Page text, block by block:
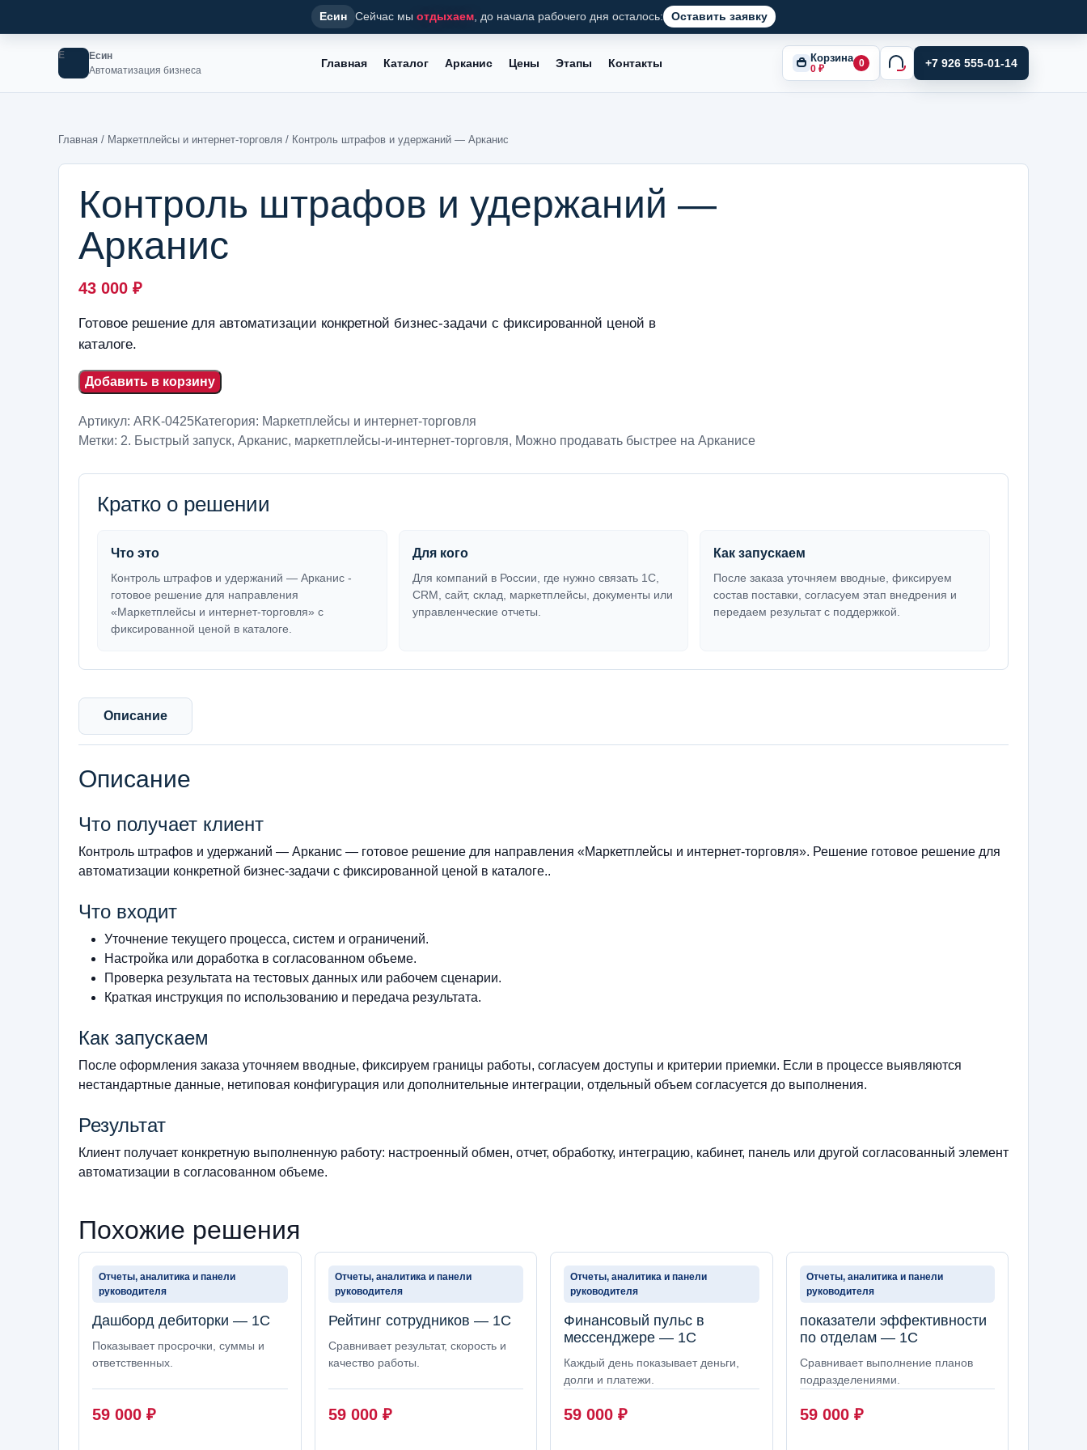
Есин Сейчас мы отдыхаем , до начала рабочего дня осталось: Оставить заявку
Е
Есин
Автоматизация бизнеса
Главная Каталог Арканис Цены Этапы Контакты Корзина
0 ₽ 0 +7 926 555-01-14
Главная / Маркетплейсы и интернет-торговля / Контроль штрафов и удержаний — Арканис
Контроль штрафов и удержаний —
Арканис
43 000 ₽
Готовое решение для автоматизации конкретной бизнес-задачи с фиксированной ценой в
каталоге.
Добавить в корзину
Артикул: ARK-0425Категория: Маркетплейсы и интернет-торговля
Метки: 2. Быстрый запуск, Арканис, маркетплейсы-и-интернет-торговля, Можно продавать быстрее на Арканисе
Кратко о решении
Что это
Контроль штрафов и удержаний — Арканис -
готовое решение для направления
«Маркетплейсы и интернет-торговля» с
фиксированной ценой в каталоге.
Для кого
Для компаний в России, где нужно связать 1С,
CRM, сайт, склад, маркетплейсы, документы или
управленческие отчеты.
Как запускаем
После заказа уточняем вводные, фиксируем
состав поставки, согласуем этап внедрения и
передаем результат с поддержкой.
Описание
Описание
Что получает клиент
Контроль штрафов и удержаний — Арканис — готовое решение для направления «Маркетплейсы и интернет-торговля». Решение готовое решение для
автоматизации конкретной бизнес-задачи с фиксированной ценой в каталоге..
Что входит
Уточнение текущего процесса, систем и ограничений.
Настройка или доработка в согласованном объеме.
Проверка результата на тестовых данных или рабочем сценарии.
Краткая инструкция по использованию и передача результата.
Как запускаем
После оформления заказа уточняем вводные, фиксируем границы работы, согласуем доступы и критерии приемки. Если в процессе выявляются
нестандартные данные, нетиповая конфигурация или дополнительные интеграции, отдельный объем согласуется до выполнения.
Результат
Клиент получает конкретную выполненную работу: настроенный обмен, отчет, обработку, интеграцию, кабинет, панель или другой согласованный элемент
автоматизации в согласованном объеме.
Похожие решения
Отчеты, аналитика и панели
руководителя
Дашборд дебиторки — 1С
Показывает просрочки, суммы и
ответственных.
59 000 ₽
Отчеты, аналитика и панели
руководителя
Рейтинг сотрудников — 1С
Сравнивает результат, скорость и
качество работы.
59 000 ₽
Отчеты, аналитика и панели
руководителя
Финансовый пульс в
мессенджере — 1С
Каждый день показывает деньги,
долги и платежи.
59 000 ₽
Отчеты, аналитика и панели
руководителя
показатели эффективности
по отделам — 1С
Сравнивает выполнение планов
подразделениями.
59 000 ₽